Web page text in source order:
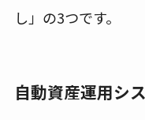
し」の3つです。
自動資産運用シ